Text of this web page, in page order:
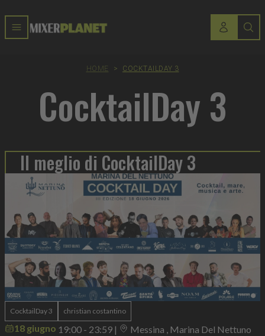
HOME > COCKTAILDAY 3
CocktailDay 3
Il meglio di CocktailDay 3
CocktailDay 3 christian costantino
18 giugno 19:00 - 23:59 | Messina , Marina Del Nettuno